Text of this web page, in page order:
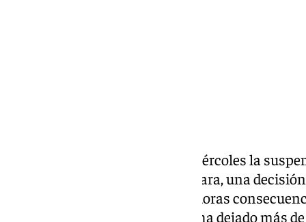
ha decidido este miércoles la
se estaba celebrando en la Cámara, una
de Portavoces ante las devastadoras
ha asolado parte del país y que ha dejado más